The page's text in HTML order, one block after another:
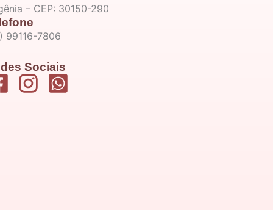
– CEP: 30150-290
99116-7806
Sociais